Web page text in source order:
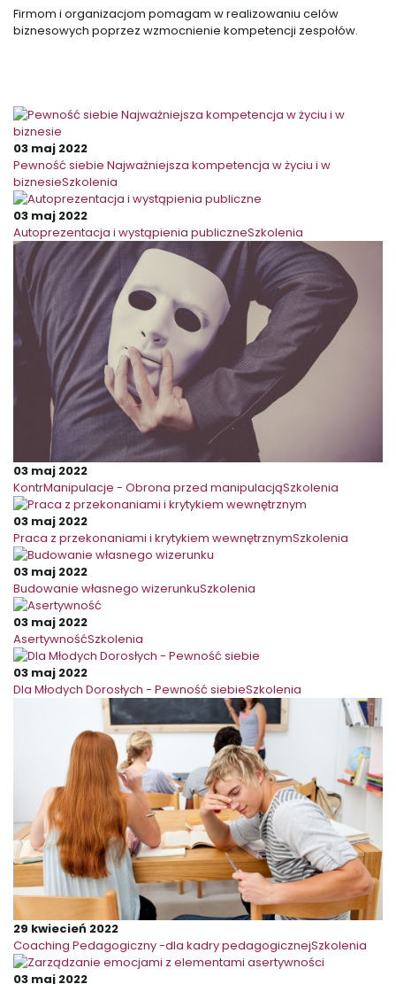
Firmom i organizacjom pomagam w realizowaniu celów
biznesowych poprzez wzmocnienie kompetencji zespołów.
03 maj 2022
Pewność siebie Najważniejsza kompetencja w życiu i w
biznesieSzkolenia
03 maj 2022
Autoprezentacja i wystąpienia publiczneSzkolenia
03 maj 2022
KontrManipulacje - Obrona przed manipulacjąSzkolenia
03 maj 2022
Praca z przekonaniami i krytykiem wewnętrznymSzkolenia
03 maj 2022
Budowanie własnego wizerunkuSzkolenia
03 maj 2022
AsertywnośćSzkolenia
03 maj 2022
Dla Młodych Dorosłych - Pewność siebieSzkolenia
29 kwiecień 2022
Coaching Pedagogiczny -dla kadry pedagogicznejSzkolenia
03 maj 2022